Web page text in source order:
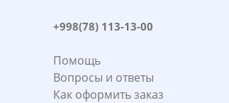
+998(78) 113-13-00
Помощь
Вопросы и ответы
Как оформить заказ